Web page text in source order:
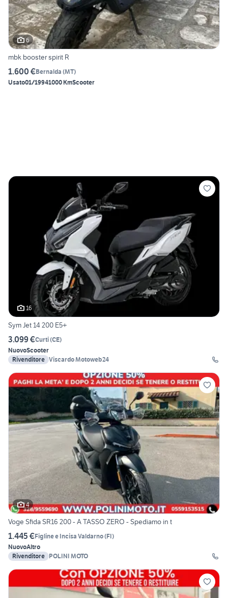
6
mbk booster spirit R
1.600 €Bernalda (MT)
Usato01/19941000 KmScooter
16
Sym Jet 14 200 E5+
3.099 €Curti(CE)
NuovoScooter
Rivenditore Viscardo Motoweb24
4
Voge Sfida SR16 200 - A TASSO ZERO - Spediamo in t
1.445 €Figline e Incisa Valdarno(FI)
NuovoAltro
Rivenditore POLINI MOTO